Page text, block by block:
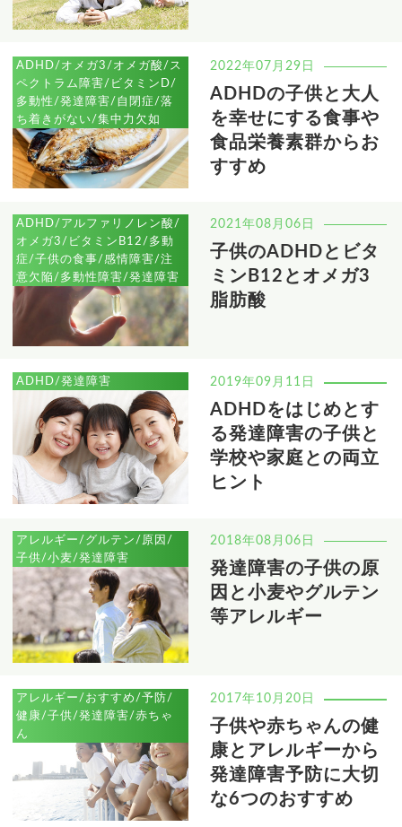
ADHD/オメガ3/オメガ酸/ス
ペクトラム障害/ビタミンD/
多動性/発達障害/自閉症/落
ち着きがない/集中力欠如
2022年07月29日
ADHDの子供と大人
を幸せにする食事や
食品栄養素群からお
すすめ
ADHD/アルファリノレン酸/
オメガ3/ビタミンB12/多動
症/子供の食事/感情障害/注
意欠陥/多動性障害/発達障害
2021年08月06日
子供のADHDとビタ
ミンB12とオメガ3
脂肪酸
ADHD/発達障害 2019年09月11日
ADHDをはじめとす
る発達障害の子供と
学校や家庭との両立
ヒント
アレルギー/グルテン/原因/
子供/小麦/発達障害
2018年08月06日
発達障害の子供の原
因と小麦やグルテン
等アレルギー
アレルギー/おすすめ/予防/
健康/子供/発達障害/赤ちゃ
ん
2017年10月20日
子供や赤ちゃんの健
康とアレルギーから
発達障害予防に大切
な6つのおすすめ